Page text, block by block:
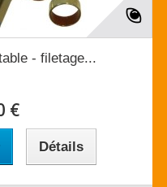
- filetage...
€
Détails